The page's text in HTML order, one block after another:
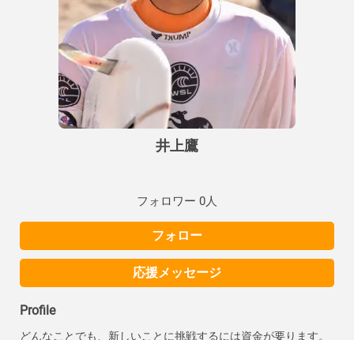
井上鷹
フォロワー 0人
フォロー
応援メッセージ
Profile
どんなことでも、新しいことに挑戦するには資金が要ります。